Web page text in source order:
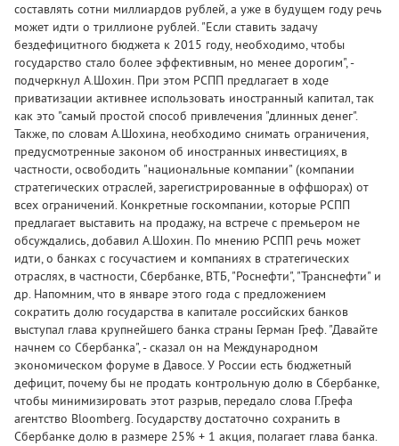
составлять сотни миллиардов рублей, а уже в будущем году речь
может идти о триллионе рублей. "Если ставить задачу
бездефицитного бюджета к 2015 году, необходимо, чтобы
государство стало более эффективным, но менее дорогим", -
подчеркнул А.Шохин. При этом РСПП предлагает в ходе
приватизации активнее использовать иностранный капитал, так
как это "самый простой способ привлечения "длинных денег".
Также, по словам А.Шохина, необходимо снимать ограничения,
предусмотренные законом об иностранных инвестициях, в
частности, освободить "национальные компании" (компании
стратегических отраслей, зарегистрированные в оффшорах) от
всех ограничений. Конкретные госкомпании, которые РСПП
предлагает выставить на продажу, на встрече с премьером не
обсуждались, добавил А.Шохин. По мнению РСПП речь может
идти, о банках с госучастием и компаниях в стратегических
отраслях, в частности, Сбербанке, ВТБ, "Роснефти", "Транснефти" и
др. Напомним, что в январе этого года с предложением
сократить долю государства в капитале российских банков
выступал глава крупнейшего банка страны Герман Греф. "Давайте
начнем со Сбербанка", - сказал он на Международном
экономическом форуме в Давосе. У России есть бюджетный
дефицит, почему бы не продать контрольную долю в Сбербанке,
чтобы минимизировать этот разрыв, передало слова Г.Грефа
агентство Bloomberg. Государству достаточно сохранить в
Сбербанке долю в размере 25% + 1 акция, полагает глава банка.